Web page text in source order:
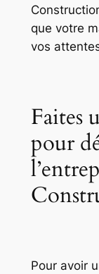
que votre
vos
Faites
pour
Pour avoir